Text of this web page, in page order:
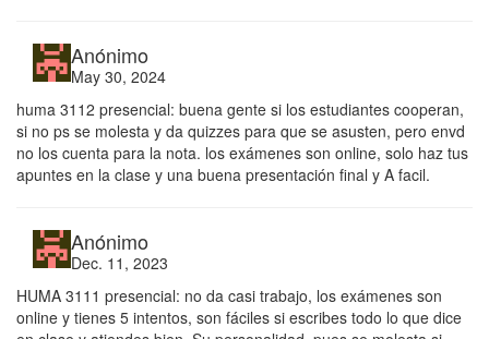
Anónimo
May 30, 2024
huma 3112 presencial: buena gente si los estudiantes cooperan,
si no ps se molesta y da quizzes para que se asusten, pero envd
no los cuenta para la nota. los exámenes son online, solo haz tus
apuntes en la clase y una buena presentación final y A facil.
Anónimo
Dec. 11, 2023
HUMA 3111 presencial: no da casi trabajo, los exámenes son
online y tienes 5 intentos, son fáciles si escribes todo lo que dice